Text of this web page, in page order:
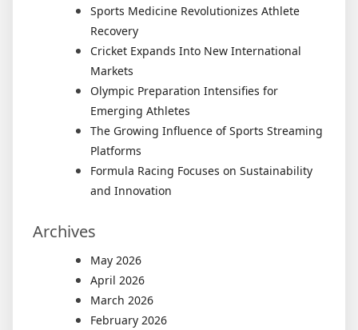
Sports Medicine Revolutionizes Athlete
Recovery
Cricket Expands Into New International
Markets
Olympic Preparation Intensifies for
Emerging Athletes
The Growing Influence of Sports Streaming
Platforms
Formula Racing Focuses on Sustainability
and Innovation
Archives
May 2026
April 2026
March 2026
February 2026